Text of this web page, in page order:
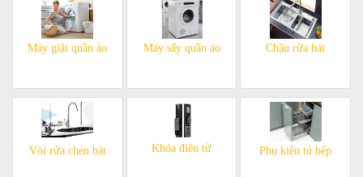
Máy giặt quần áo Máy sấy quần áo Chậu rửa bát
Vòi rửa chén bát Khóa điện tử Phụ kiện tủ bếp